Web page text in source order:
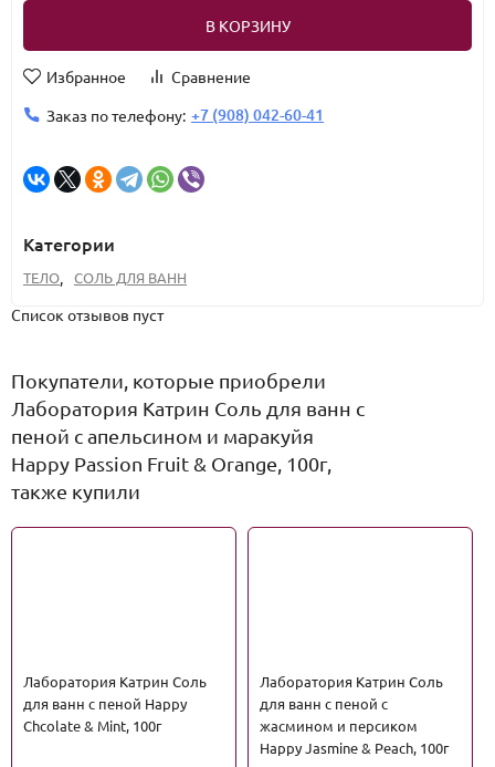
В КОРЗИНУ
Избранное
Сравнение
Заказ по телефону: +7 (908) 042-60-41
Категории
ТЕЛО, СОЛЬ ДЛЯ ВАНН
Список отзывов пуст
Покупатели, которые приобрели
Лаборатория Катрин Соль для ванн с
пеной с апельсином и маракуйя
Happy Passion Fruit & Orange, 100г,
также купили
Лаборатория Катрин Соль
для ванн с пеной Happy
Chcolate & Mint, 100г
Лаборатория Катрин Соль
для ванн с пеной с
жасмином и персиком
Happy Jasmine & Peach, 100г